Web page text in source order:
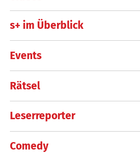
s+ im Überblick
Events
Rätsel
Leserreporter
Comedy